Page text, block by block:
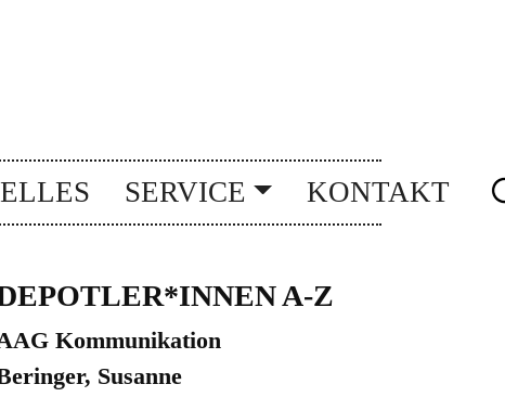
SERVICE KONTAKT
A-Z
Kommunikation
Susanne